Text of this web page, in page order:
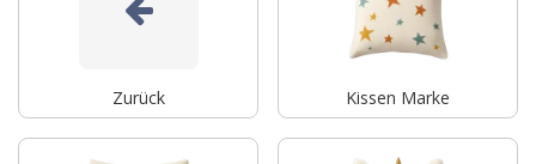
Zurück Kissen Marke